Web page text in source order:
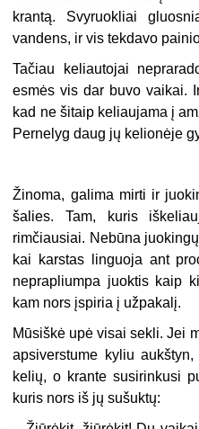
krantą. Svyruokliai
vandens, ir vis tekdavo
Tačiau keliautojai
esmės vis dar buvo vaikai.
kad ne šitaip keliaujama į
Pernelyg daug jų kelionėje
Žinoma, galima mirti ir
šalies. Tam, kuris
rimčiausiai. Nebūna
kai karstas linguoja ant
neprapliumpa juoktis kaip
kam nors įspiria į užpakalį.
Mūsiškė upė visai sekli. Jei
apsiverstume kyliu
kelių, o krante susirinkusi
kuris nors iš jų sušuktų: